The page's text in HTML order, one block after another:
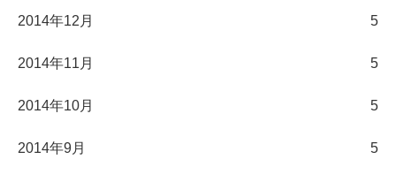
2014年12月 5
2014年11月 5
2014年10月 5
2014年9月 5